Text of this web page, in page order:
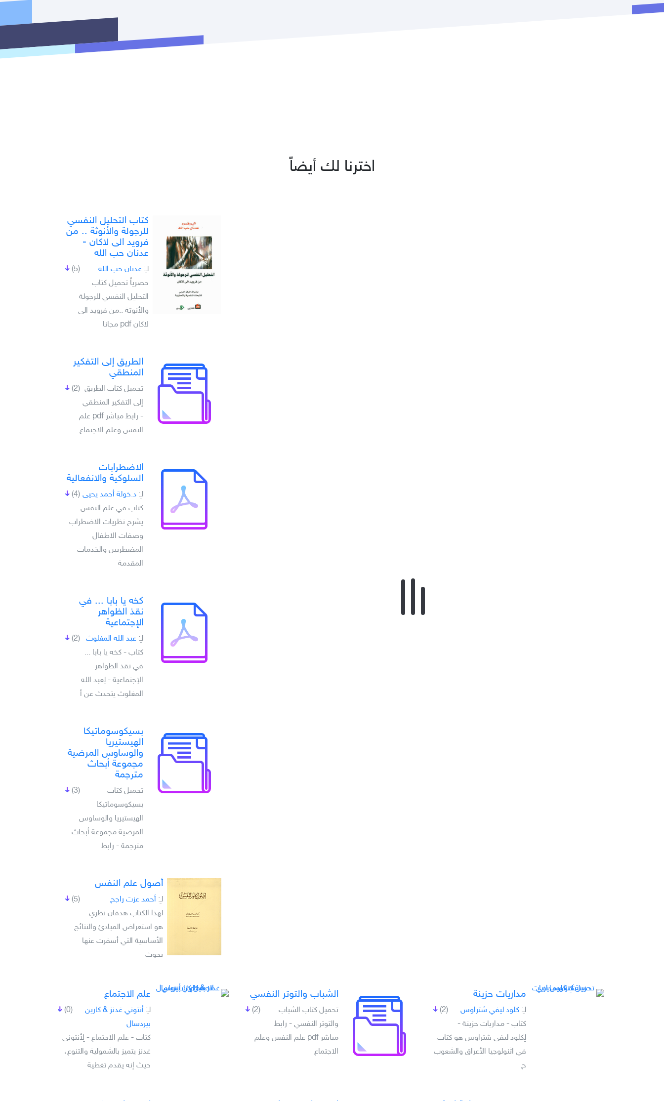
اخترنا لك أيضاً
كتاب التحليل النفسي
للرجولة والأنوثة .. من
فرويد الى لاكان -
عدنان حب الله
(5) لـِ: عدنان حب الله
حصرياً تحميل كتاب
التحليل النفسي للرجولة
والأنوثة ..من فرويد الى
لاكان pdf مجانا
الطريق إلى التفكير
المنطقي
(2) تحميل كتاب الطريق
إلى التفكير المنطقي
- رابط مباشر pdf علم
النفس وعلم الاجتماع
الاضطرابات
السلوكية والانفعالية
(4) لـِ: د.خولة أحمد يحيى
كتاب في علم النفس
يشرح نظريات الاضطراب
وصفات الاطفال
المضطربين والخدمات
المقدمة
كخه يا بابا ... في
نقذ الظواهر
الإجتماعية
(2) لـِ: عبد الله المغلوث
كتاب - كخه يا بابا ...
في نقذ الظواهر
الإجتماعية - لِعبد الله
المغلوث يتحدث عن أ
بسيكوسوماتيكا
الهيستيريا
والوساوس المرضية
مجموعة أبحاث
مترجمة
(3)
تحميل كتاب
بسيكوسوماتيكا
الهيستيريا والوساوس
المرضية مجموعة أبحاث
مترجمة - رابط
أصول علم النفس
(5) لـِ: أحمد عزت راجح
لهذا الكتاب هدفان نظري
هو استعراض المبادئ والنتائج
الأساسية التي أسفرت عنها
بحوث
مداريات حزينة
(2) لـِ: كلود ليفي شتراوس
كتاب - مداريات حزينة -
لِكلود ليفي شتراوس هو كتاب
في اثنولوجيا الأعراق والشعوب
ح
الشباب والتوتر النفسي
(2)
تحميل كتاب الشباب
والتوتر النفسي - رابط
مباشر pdf علم النفس وعلم
الاجتماع
علم الاجتماع
(0) لـِ: أنتوني غدنز & كارين
بيردسال
كتاب - علم الاجتماع - لِأنتوني
غدنز يتميز بالشمولية والتنوع،
حيث إنه يقدم تغطية